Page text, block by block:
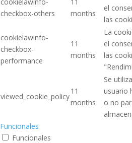
checkbox-others
months
el
las
cookielawinfo-
checkbox-
performance
11
months
La
el
las
viewed_cookie_policy
11
months
Se
usuario
o no
Funcionales
Funcionales